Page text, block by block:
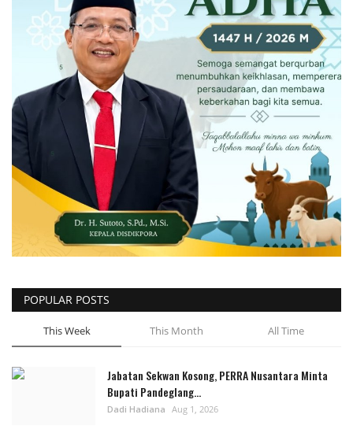
POPULAR POSTS
This Week This Month All Time
Jabatan Sekwan Kosong, PERRA Nusantara Minta
Bupati Pandeglang...
Dadi Hadiana Aug 1, 2026